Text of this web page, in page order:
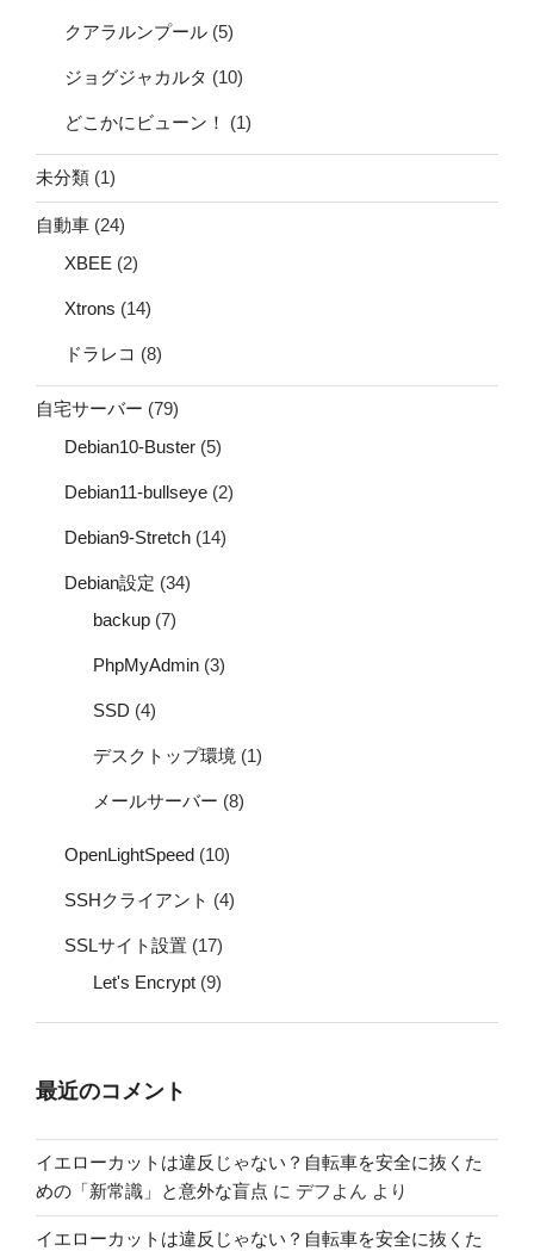
クアラルンプール (5)
ジョグジャカルタ (10)
どこかにビューン！ (1)
未分類 (1)
自動車 (24)
XBEE (2)
Xtrons (14)
ドラレコ (8)
自宅サーバー (79)
Debian10-Buster (5)
Debian11-bullseye (2)
Debian9-Stretch (14)
Debian設定 (34)
backup (7)
PhpMyAdmin (3)
SSD (4)
デスクトップ環境 (1)
メールサーバー (8)
OpenLightSpeed (10)
SSHクライアント (4)
SSLサイト設置 (17)
Let's Encrypt (9)
最近のコメント
イエローカットは違反じゃない？自転車を安全に抜くた
めの「新常識」と意外な盲点 に デフよん より
イエローカットは違反じゃない？自転車を安全に抜くた